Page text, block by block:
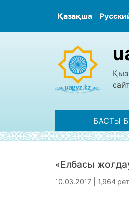
Қазақша
БАСТЫ
«Елбасы
10.03.2017 | 1,964